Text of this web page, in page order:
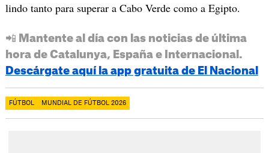
lindo tanto para superar a Cabo Verde como a Egipto.
📲 Mantente al día con las noticias de última
hora de Catalunya, España e Internacional.
Descárgate aquí la app gratuita de El Nacional
FÚTBOL MUNDIAL DE FÚTBOL 2026